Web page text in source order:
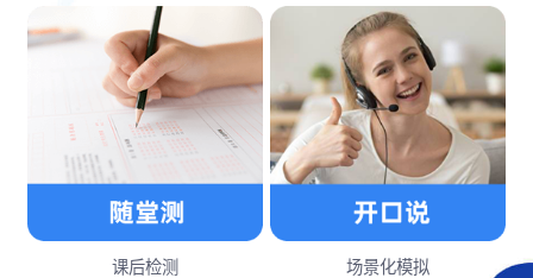
课后检测
场景化模拟